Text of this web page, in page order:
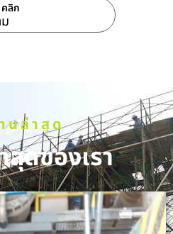
ลิก
นล่าสุด
ดของเรา